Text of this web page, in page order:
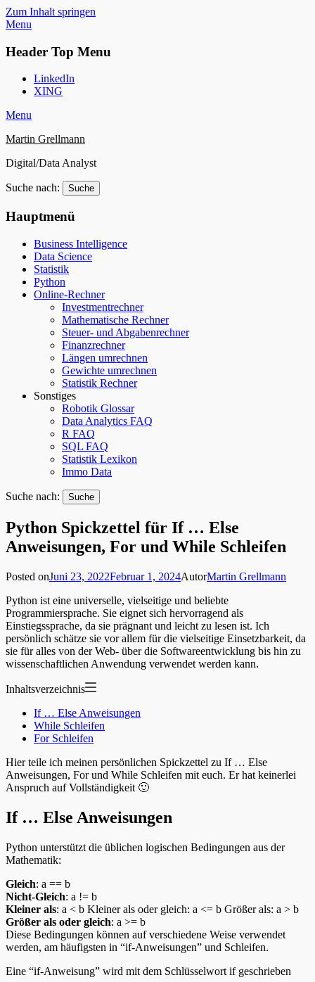
Zum Inhalt springen
Menu
Header Top Menu
LinkedIn
XING
Menu
Martin Grellmann
Digital/Data Analyst
Suche nach:
Hauptmenü
Business Intelligence
Data Science
Statistik
Python
Online-Rechner
Investmentrechner
Mathematische Rechner
Steuer- und Abgabenrechner
Finanzrechner
Längen umrechnen
Gewichte umrechnen
Statistik Rechner
Sonstiges
Robotik Glossar
Data Analytics FAQ
R FAQ
SQL FAQ
Statistik Lexikon
Immo Data
Suche nach:
Python Spickzettel für If … Else
Anweisungen, For und While Schleifen
Posted onJuni 23, 2022Februar 1, 2024AutorMartin Grellmann
Python ist eine universelle, vielseitige und beliebte
Programmiersprache. Sie eignet sich hervorragend als
Einstiegssprache, da sie prägnant und leicht zu lesen ist. Ich
persönlich schätze sie vor allem für die vielseitige Einsetzbarkeit, da
sie für alles von der Web- über die Softwareentwicklung bis hin zu
wissenschaftlichen Anwendung verwendet werden kann.
Inhaltsverzeichnis
If … Else Anweisungen
While Schleifen
For Schleifen
Hier teile ich meinen persönlichen Spickzettel zu If … Else
Anweisungen, For und While Schleifen mit euch. Er hat keinerlei
Anspruch auf Vollständigkeit 🙂
If … Else Anweisungen
Python unterstützt die üblichen logischen Bedingungen aus der
Mathematik:
Gleich: a == b
Nicht-Gleich: a != b
Kleiner als: a < b Kleiner als oder gleich: a <= b Größer als: a > b
Größer als oder gleich: a >= b
Diese Bedingungen können auf verschiedene Weise verwendet
werden, am häufigsten in “if-Anweisungen” und Schleifen.
Eine “if-Anweisung” wird mit dem Schlüsselwort if geschrieben